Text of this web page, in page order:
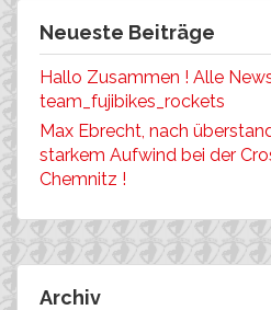
Neueste Beiträge
Hallo Zusammen ! Alle
team_fujibikes_rockets
Max Ebrecht, nach
starkem Aufwind bei der
Chemnitz !
Archiv